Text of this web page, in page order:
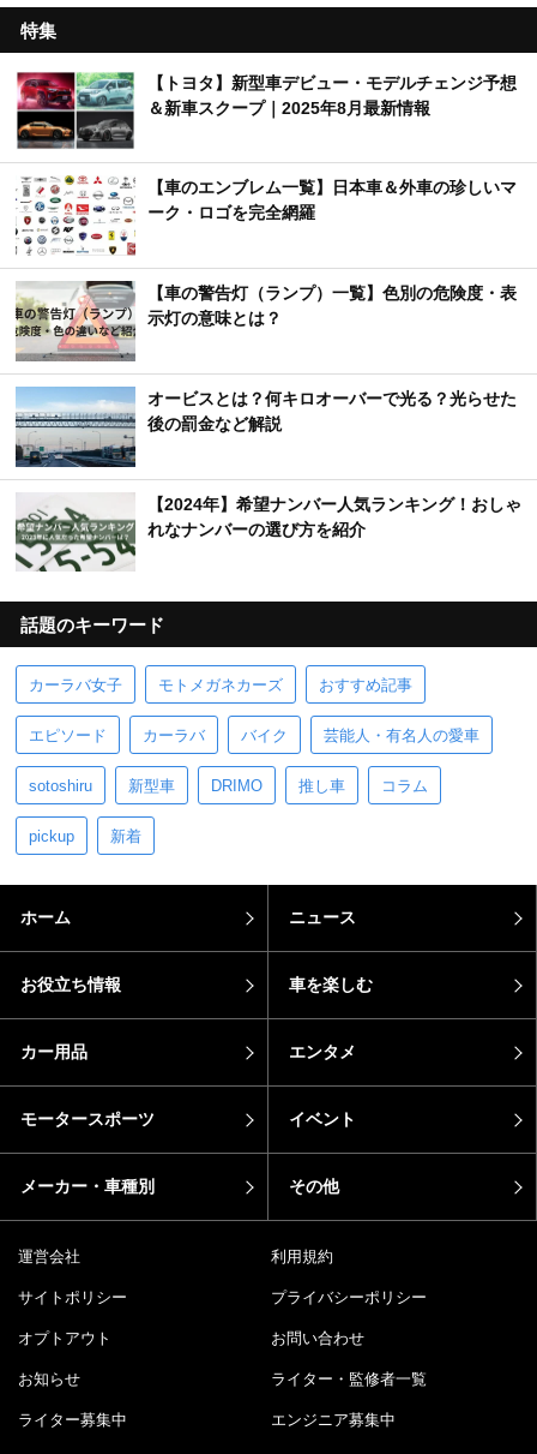
特集
【トヨタ】新型車デビュー・モデルチェンジ予想
＆新車スクープ｜2025年8月最新情報
【車のエンブレム一覧】日本車＆外車の珍しいマ
ーク・ロゴを完全網羅
【車の警告灯（ランプ）一覧】色別の危険度・表
示灯の意味とは？
オービスとは？何キロオーバーで光る？光らせた
後の罰金など解説
【2024年】希望ナンバー人気ランキング！おしゃ
れなナンバーの選び方を紹介
話題のキーワード
カーラバ女子 モトメガネカーズ おすすめ記事
エピソード カーラバ バイク 芸能人・有名人の愛車
sotoshiru 新型車 DRIMO 推し車 コラム
pickup 新着
ホーム ニュース
お役立ち情報 車を楽しむ
カー用品 エンタメ
モータースポーツ イベント
メーカー・車種別 その他
運営会社 利用規約
サイトポリシー プライバシーポリシー
オプトアウト お問い合わせ
お知らせ ライター・監修者一覧
ライター募集中 エンジニア募集中